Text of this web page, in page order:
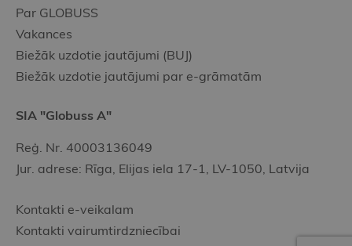
Par GLOBUSS
Vakances
Biežāk uzdotie jautājumi (BUJ)
Biežāk uzdotie jautājumi par e-grāmatām
SIA "Globuss A"
Reģ. Nr. 40003136049
Jur. adrese: Rīga, Elijas iela 17-1, LV-1050, Latvija
Kontakti e-veikalam
Kontakti vairumtirdzniecībai